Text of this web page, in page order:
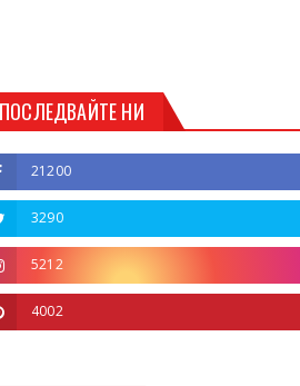
ПОСЛЕДВАЙТЕ НИ
21200
3290
5212
4002